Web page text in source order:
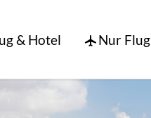
& Hotel Nur Flug